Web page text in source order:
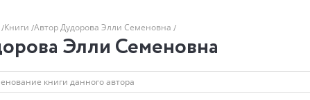
Книги Автор Дудорова Элли Семеновна
Элли Семеновна